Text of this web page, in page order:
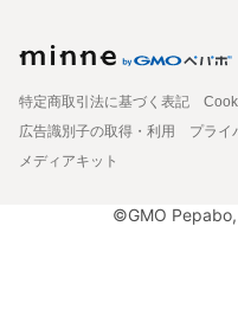
特定商取引法に基づく表記
広告識別子の取得・利用
プライ
メディアキット
©GMO